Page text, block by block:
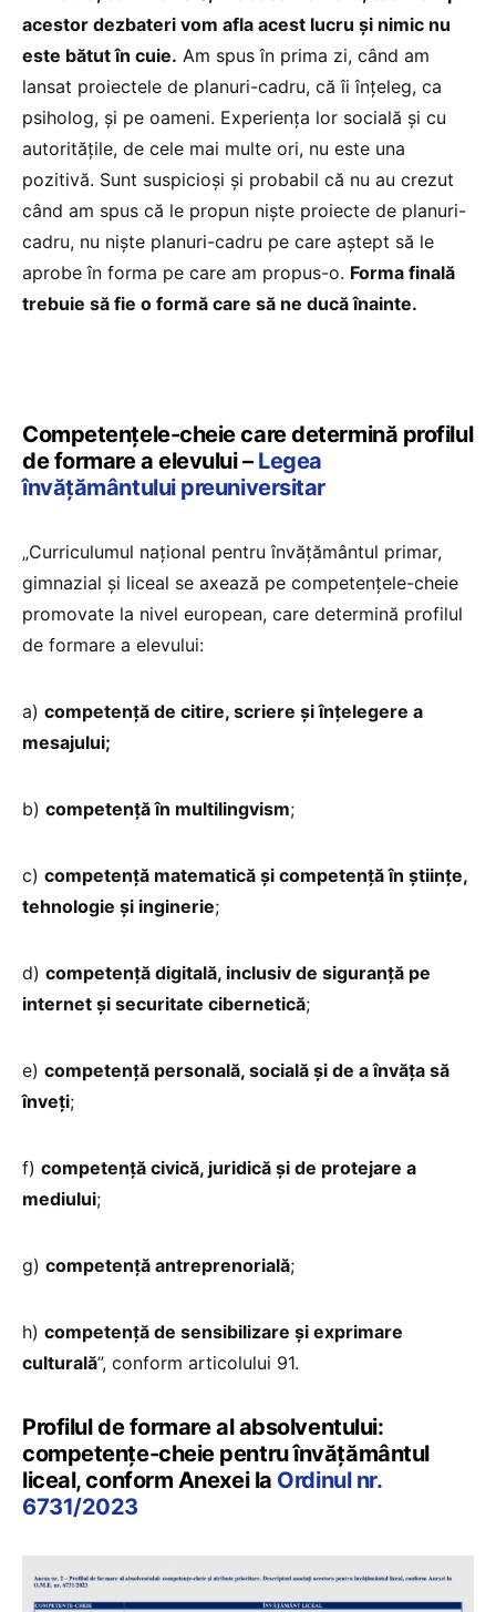
acestor dezbateri vom afla acest lucru și nimic nu
este bătut în cuie. Am spus în prima zi, când am
lansat proiectele de planuri-cadru, că îi înțeleg, ca
psiholog, și pe oameni. Experiența lor socială și cu
autoritățile, de cele mai multe ori, nu este una
pozitivă. Sunt suspicioși și probabil că nu au crezut
când am spus că le propun niște proiecte de planuri-
cadru, nu niște planuri-cadru pe care aștept să le
aprobe în forma pe care am propus-o. Forma finală
trebuie să fie o formă care să ne ducă înainte.
Competențele-cheie care determină profilul
de formare a elevului – Legea
învățământului preuniversitar
„Curriculumul național pentru învățământul primar,
gimnazial și liceal se axează pe competențele-cheie
promovate la nivel european, care determină profilul
de formare a elevului:
a) competență de citire, scriere și înțelegere a
mesajului;
b) competență în multilingvism;
c) competență matematică și competență în științe,
tehnologie și inginerie;
d) competență digitală, inclusiv de siguranță pe
internet și securitate cibernetică;
e) competență personală, socială și de a învăța să
înveți;
f) competență civică, juridică și de protejare a
mediului;
g) competență antreprenorială;
h) competență de sensibilizare și exprimare
culturală”, conform articolului 91.
Profilul de formare al absolventului:
competențe-cheie pentru învățământul
liceal, conform Anexei la Ordinul nr.
6731/2023